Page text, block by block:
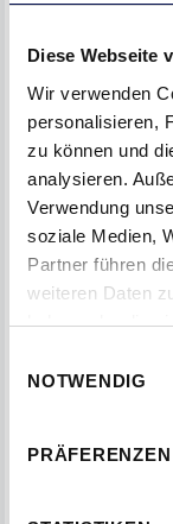
Diese Webseite
Wir verwenden
personalisieren,
zu können und
analysieren.
Verwendung
soziale Medien,
Partner führen
weiteren Daten
haben oder die
NOTWENDIG
PRÄFERENZEN